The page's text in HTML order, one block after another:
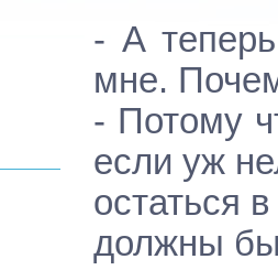
- А
мне.
- Потому
если уж
остаться
должны